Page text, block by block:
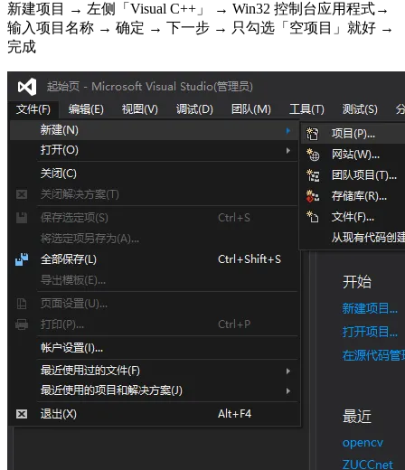
新建项目 → 左侧「Visual C++」 → Win32 控制台应用程式→
输入项目名称 → 确定 → 下一步 → 只勾选「空项目」就好 →
完成